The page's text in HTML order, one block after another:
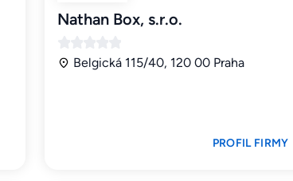
Nathan Box, s.r.o.
Belgická 115/40, 120 00 Praha
PROFIL FIRMY